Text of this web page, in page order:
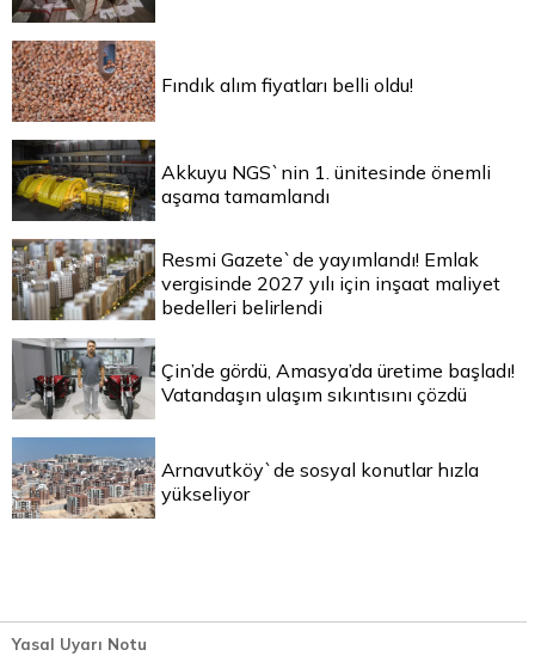
Fındık alım fiyatları belli oldu!
Akkuyu NGS`nin 1. ünitesinde önemli
aşama tamamlandı
Resmi Gazete`de yayımlandı! Emlak
vergisinde 2027 yılı için inşaat maliyet
bedelleri belirlendi
Çin’de gördü, Amasya’da üretime başladı!
Vatandaşın ulaşım sıkıntısını çözdü
Arnavutköy`de sosyal konutlar hızla
yükseliyor
Yasal Uyarı Notu